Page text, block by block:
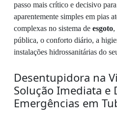
passo mais crítico e decisivo
aparentemente simples em pias
complexas no sistema de esgoto,
pública, o conforto diário, a
instalações hidrossanitárias do
Desentupidora na
Solução Imediata e
Emergências em